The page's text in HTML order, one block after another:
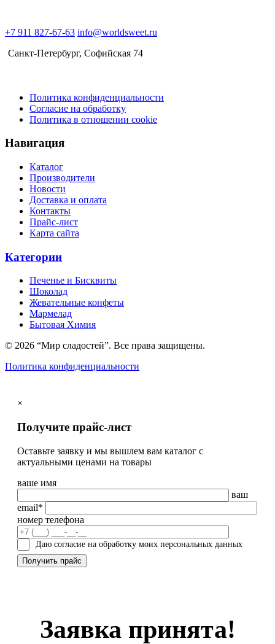
+7 911 827-67-63 info@worldsweet.ru
Санкт-Петербург​, Софийская 74
Политика конфиденциальности
Согласие на обработку
Политика в отношении cookie
Навигация
Каталог
Производители
Новости
Доставка и оплата
Контакты
Прайс-лист
Карта сайта
Категории
Печенье и Бисквиты
Шоколад
Жевательные конфеты
Мармелад
Бытовая Химия
© 2026 “Мир сладостей”. Все права защищены.
Политика конфиденциальности
×
Получите прайс-лист
Оставьте заявку и мы вышлем вам каталог с
актуальными ценами на товары
ваше имя
ваш
email*
номер телефона
Даю согласие на обработку моих персональных данных
Заявка принята!